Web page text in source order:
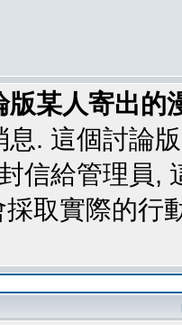
版某人寄出的
. 這個討論
信給管理員,
取實際的行